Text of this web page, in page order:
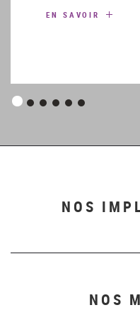
EN SAVOIR
Panneau
Panneau
Panneau
Panneau
Panneau
Panneau
NOS
NOS